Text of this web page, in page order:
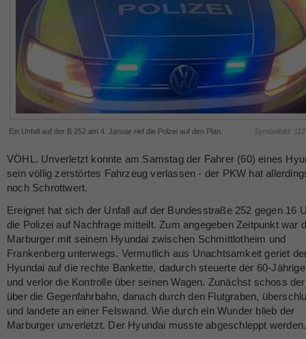
Ein Unfall auf der B 252 am 4. Januar rief die Polzei auf den Plan. Symbolbild:
VÖHL. Unverletzt konnte am Samstag der Fahrer (60) eines
sein völlig zerstörtes Fahrzeug verlassen - der PKW hat
noch Schrottwert.
Ereignet hat sich der Unfall auf der Bundesstraße 252 gegen 16
die Polizei auf Nachfrage mitteilt. Zum angegeben Zeitpunkt war
Marburger mit seinem Hyundai zwischen Schmittlotheim und
Frankenberg unterwegs. Vermutlich aus Unachtsamkeit geriet
Hyundai auf die rechte Bankette, dadurch steuerte der 60-
und verlor die Kontrolle über seinen Wagen. Zunächst schoss
über die Gegenfahrbahn, danach durch den Flutgraben,
und landete an einer Felswand. Wie durch ein Wunder blieb der
Marburger unverletzt. Der Hyundai musste abgeschleppt werden.